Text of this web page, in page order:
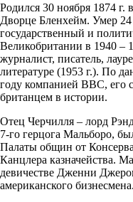
Родился 30 ноября 1874
Дворце Бленхейм. Умер 24
государственный и
Великобритании в 1940 –
журналист, писатель,
литературе (1953 г.). По
году компанией BBC,
британцем в истории.
Отец Черчилля – лорд
7-го герцога Мальборо,
Палаты общин от
Канцлера казначейства.
девичестве Дженни
американского бизнесмена.